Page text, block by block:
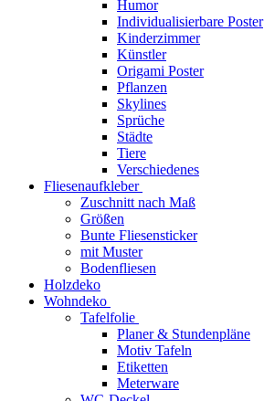
Humor
Individualisierbare Poster
Kinderzimmer
Künstler
Origami Poster
Pflanzen
Skylines
Sprüche
Städte
Tiere
Verschiedenes
Fliesenaufkleber
Zuschnitt nach Maß
Größen
Bunte Fliesensticker
mit Muster
Bodenfliesen
Holzdeko
Wohndeko
Tafelfolie
Planer & Stundenpläne
Motiv Tafeln
Etiketten
Meterware